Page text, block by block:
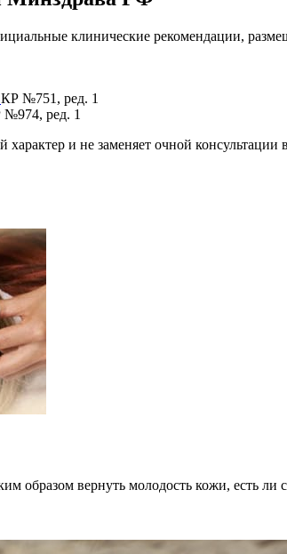
клинические рекомендации,
КР №751, ред. 1
ред. 1
и не заменяет очной
образом вернуть молодость кожи, есть